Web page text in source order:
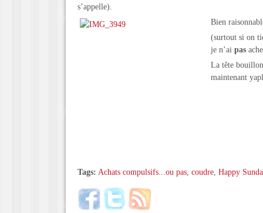
s’appelle).
Bien
(surtout si on
je n’ai pas
La tête
maintenant
Tags: Achats compulsifs...ou pas coudre Happy